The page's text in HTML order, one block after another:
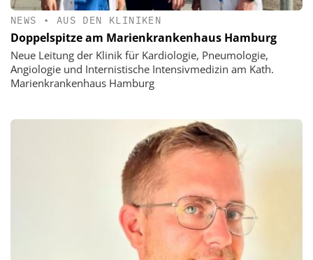
NEWS • AUS DEN KLINIKEN
Doppelspitze am Marienkrankenhaus Hamburg
Neue Leitung der Klinik für Kardiologie, Pneumologie,
Angiologie und Internistische Intensivmedizin am Kath.
Marienkrankenhaus Hamburg